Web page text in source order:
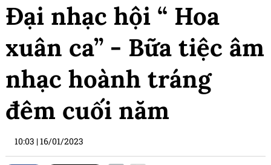
Đại nhạc hội “ Hoa
xuân ca” - Bữa tiệc âm
nhạc hoành tráng
đêm cuối năm
10:03 |16/01/2023